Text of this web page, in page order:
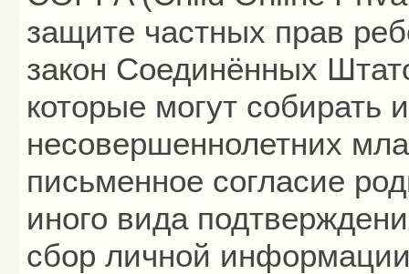
защите частных прав
закон Соединённых
которые могут
несовершеннолетних
письменное согласие
иного вида
сбор личной